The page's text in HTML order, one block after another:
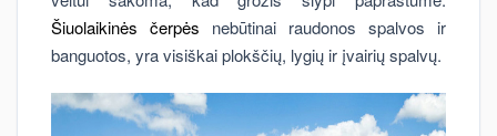
Šiuolaikinės čerpės nebūtinai raudonos spalvos ir
banguotos, yra visiškai plokščių, lygių ir įvairių spalvų.